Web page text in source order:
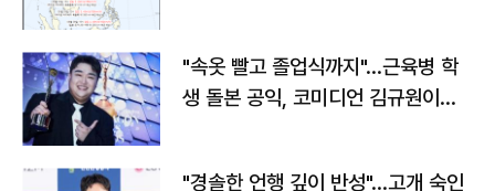
"속옷 빨고 졸업식까지"…근육병 학
생 돌본 공익, 코미디언 김규원이었
"경솔한 언행 깊이 반성"…고개 숙인